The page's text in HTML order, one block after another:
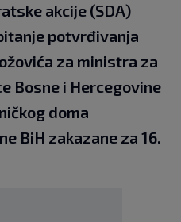
akcije (SDA)
potvrđivanja
za ministra za
Bosne i Hercegovine
doma
BiH zakazane za 16.